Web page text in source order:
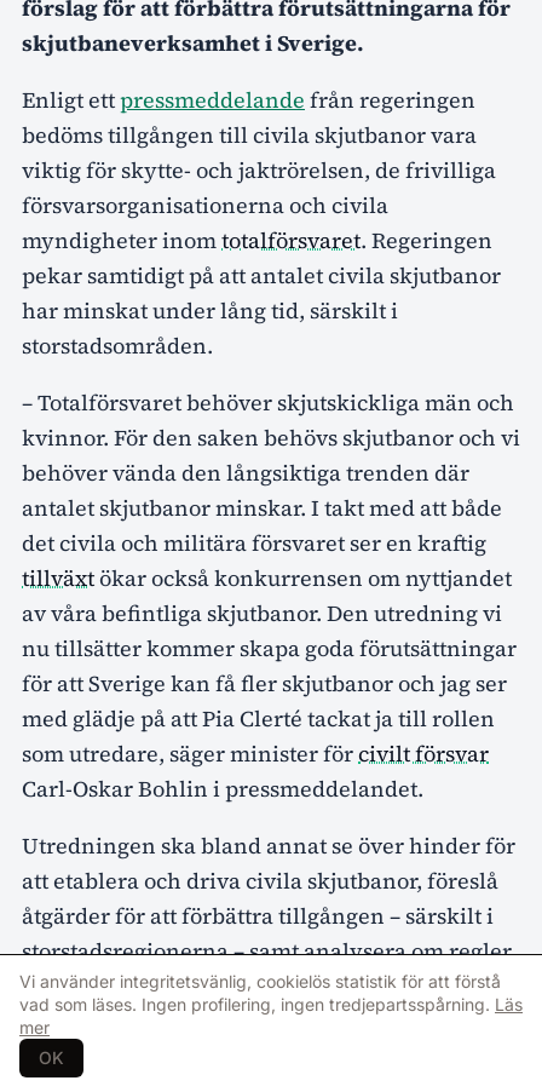
förslag för att förbättra förutsättningarna för
skjutbaneverksamhet i Sverige.
Enligt ettpressmeddelande från regeringen
bedöms tillgången till civila skjutbanor vara
viktig för skytte- och jaktrörelsen, de frivilliga
försvarsorganisationerna och civila
myndigheter inomtotalförsvaret. Regeringen
pekar samtidigt på att antalet civila skjutbanor
har minskat under lång tid, särskilt i
storstadsområden.
– Totalförsvaret behöver skjutskickliga män och
kvinnor. För den saken behövs skjutbanor och vi
behöver vända den långsiktiga trenden där
antalet skjutbanor minskar. I takt med att både
det civila och militära försvaret ser en kraftig
tillväxtökar också konkurrensen om nyttjandet
av våra befintliga skjutbanor. Den utredning vi
nu tillsätter kommer skapa goda förutsättningar
för att Sverige kan få fler skjutbanor och jag ser
med glädje på att Pia Clerté tackat ja till rollen
som utredare, säger minister förcivilt försvar
Carl-Oskar Bohlin i pressmeddelandet.
Utredningen ska bland annat se över hinder för
att etablera och driva civila skjutbanor, föreslå
åtgärder för att förbättra tillgången – särskilt i
storstadsregionerna – samt analysera om regler
i plan- och bygglagen kan förenklas. Den ska
också pröva om staten bör bidra till
finansieringen av civila skjutbanor och om
Vi använder integritetsvänlig, cookielös statistik för att förstå
vad som läses. Ingen profilering, ingen tredjepartsspårning. Läs
mer
OK